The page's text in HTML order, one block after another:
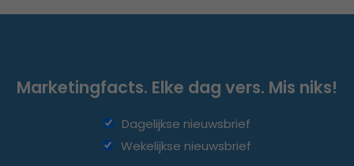
Marketingfacts. Elke dag vers. Mis niks!
Dagelijkse nieuwsbrief
Wekelijkse nieuwsbrief